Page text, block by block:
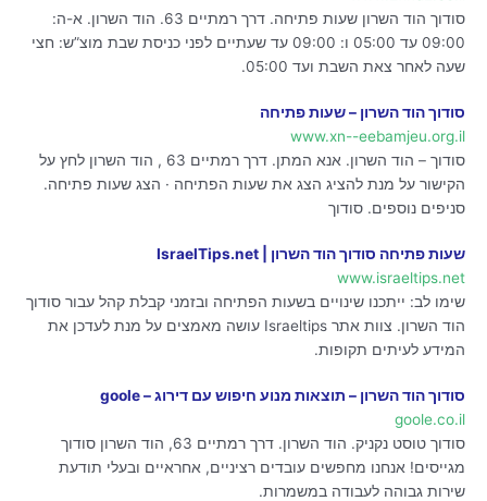
סודוך הוד השרון שעות פתיחה. דרך רמתיים 63. הוד השרון. א-ה:
09:00 עד 05:00 ו: 09:00 עד שעתיים לפני כניסת שבת מוצ”ש: חצי
שעה לאחר צאת השבת ועד 05:00.
סודוך הוד השרון – שעות פתיחה
www.xn--eebamjeu.org.il
סודוך – הוד השרון. אנא המתן. דרך רמתיים 63 , הוד השרון לחץ על
הקישור על מנת להציג הצג את שעות הפתיחה · הצג שעות פתיחה.
סניפים נוספים. סודוך
שעות פתיחה סודוך הוד השרון | IsraelTips.net
www.israeltips.net
שימו לב: ייתכנו שינויים בשעות הפתיחה ובזמני קבלת קהל עבור סודוך
הוד השרון. צוות אתר Israeltips עושה מאמצים על מנת לעדכן את
המידע לעיתים תקופות.
סודוך הוד השרון – תוצאות מנוע חיפוש עם דירוג – goole
goole.co.il
סודוך טוסט נקניק. הוד השרון. דרך רמתיים 63, הוד השרון סודוך
מגייסים! אנחנו מחפשים עובדים רציניים, אחראיים ובעלי תודעת
שירות גבוהה לעבודה במשמרות.